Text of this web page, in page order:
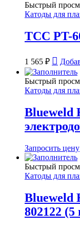
Быстрый
Катоды для
ТСС PT-
1 565 ₽
Быстрый
Катоды для
Blueweld
Запросить цену
Быстрый
Катоды для
Blueweld
802122 (5